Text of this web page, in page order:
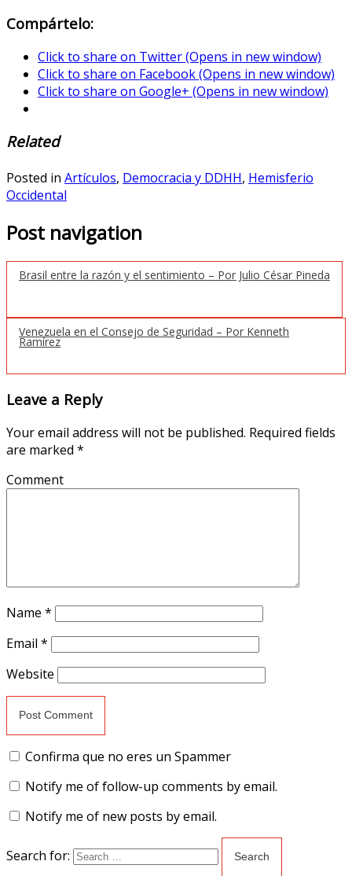
Compártelo:
Click to share on Twitter (Opens in new window)
Click to share on Facebook (Opens in new window)
Click to share on Google+ (Opens in new window)
Related
Posted in Artículos, Democracia y DDHH, Hemisferio
Occidental
Post navigation
Brasil entre la razón y el sentimiento – Por Julio César Pineda
Venezuela en el Consejo de Seguridad – Por Kenneth
Ramírez
Leave a Reply
Your email address will not be published. Required fields
are marked *
Comment
Name *
Email *
Website
Confirma que no eres un Spammer
Notify me of follow-up comments by email.
Notify me of new posts by email.
Search for: